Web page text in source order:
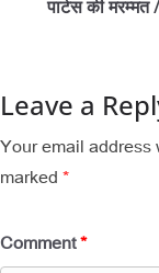
पार्टस की
Leave a
Your email address
marked *
Comment*